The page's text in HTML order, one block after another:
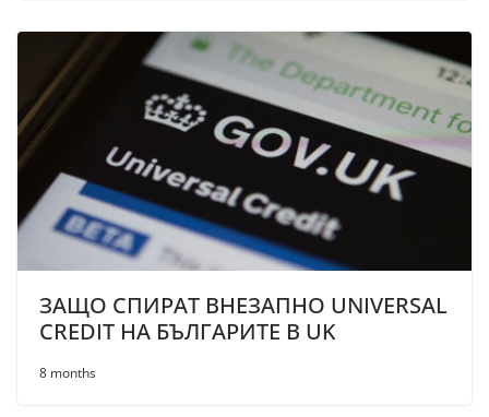
ЗАЩО СПИРАТ ВНЕЗАПНО UNIVERSAL
CREDIT НА БЪЛГАРИТЕ В UK
8 months